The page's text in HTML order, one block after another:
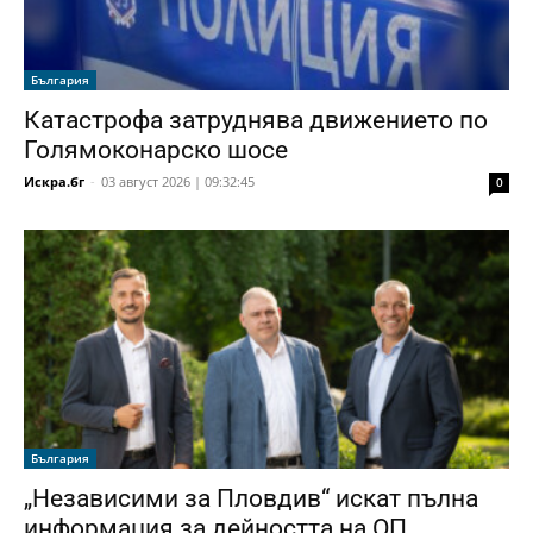
България
Катастрофа затруднява движението по
Голямоконарско шосе
Искра.бг - 03 август 2026 | 09:32:45 0
България
„Независими за Пловдив“ искат пълна